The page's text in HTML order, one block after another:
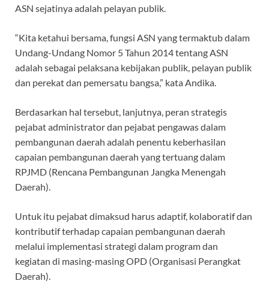
ASN sejatinya adalah pelayan publik.
“Kita ketahui bersama, fungsi ASN yang termaktub dalam
Undang-Undang Nomor 5 Tahun 2014 tentang ASN
adalah sebagai pelaksana kebijakan publik, pelayan publik
dan perekat dan pemersatu bangsa,” kata Andika.
Berdasarkan hal tersebut, lanjutnya, peran strategis
pejabat administrator dan pejabat pengawas dalam
pembangunan daerah adalah penentu keberhasilan
capaian pembangunan daerah yang tertuang dalam
RPJMD (Rencana Pembangunan Jangka Menengah
Daerah).
Untuk itu pejabat dimaksud harus adaptif, kolaboratif dan
kontributif terhadap capaian pembangunan daerah
melalui implementasi strategi dalam program dan
kegiatan di masing-masing OPD (Organisasi Perangkat
Daerah).